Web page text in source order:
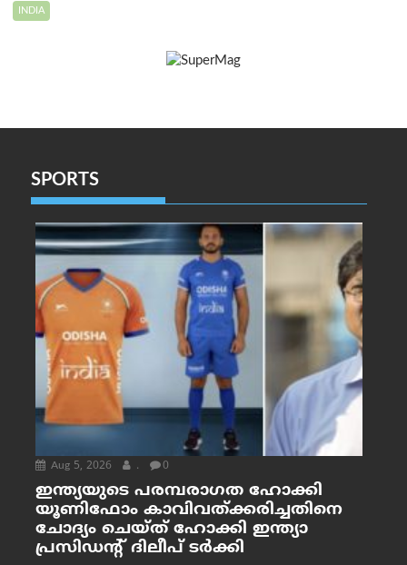
INDIA
SPORTS
Aug 5, 2026 . 0
ഇന്ത്യയുടെ പരമ്പരാഗത ഹോക്കി
യൂണിഫോം കാവിവത്ക്കരിച്ചതിനെ
ചോദ്യം ചെയ്ത് ഹോക്കി ഇന്ത്യാ
പ്രസിഡന്റ് ദിലീപ് ടര്‍ക്കി